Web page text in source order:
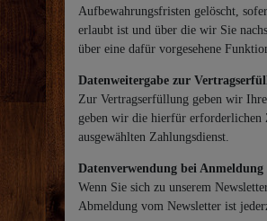
Aufbewahrungsfristen gelöscht,
erlaubt ist und über die wir Sie
über eine dafür vorgesehene
Datenweitergabe zur
Zur Vertragserfüllung geben wir
geben wir die hierfür erforderlichen
ausgewählten Zahlungsdienst.
Datenverwendung bei
Wenn Sie sich zu unserem
Abmeldung vom Newsletter ist